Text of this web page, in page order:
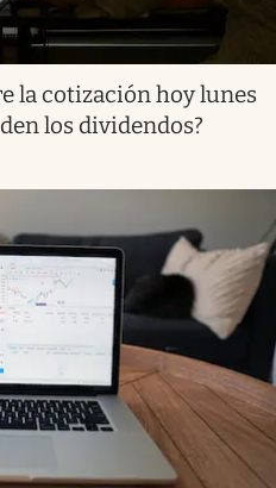
la cotización hoy lunes
los dividendos?